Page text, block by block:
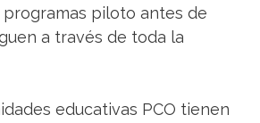
programas piloto antes de
a través de toda la
educativas PCO tienen